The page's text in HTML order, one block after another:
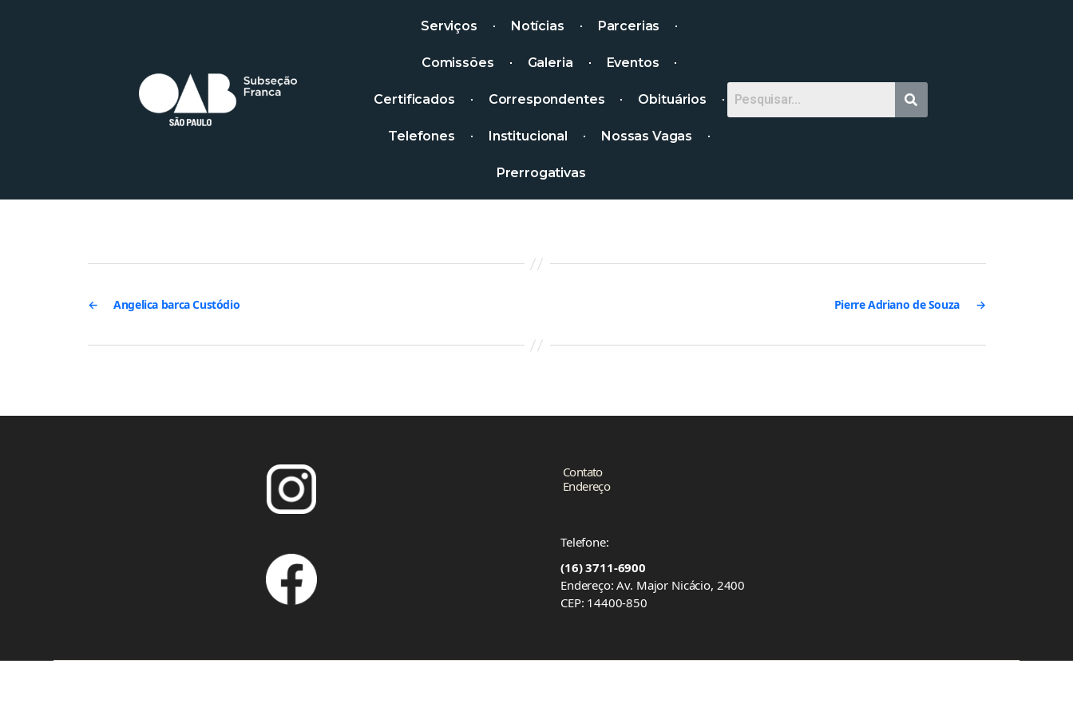
Serviços Notícias Parcerias
Comissões Galeria Eventos
Certificados Correspondentes Obituários
Telefones Institucional Nossas Vagas
Prerrogativas
← Angelica barca Custódio →
Pierre Adriano de Souza
Contato
Endereço
Telefone:
(16) 3711-6900
Endereço: Av. Major Nicácio, 2400
CEP: 14400-850